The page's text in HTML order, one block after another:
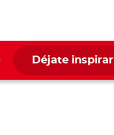
Déjate inspirar